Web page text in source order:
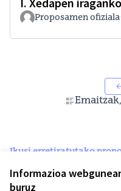
Informazioa
buruz
Proposamen ofiziala
Ikusi erretiratutako